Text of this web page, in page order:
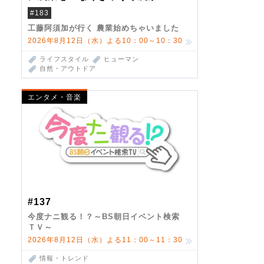
#183
工藤阿須加が行く 農業始めちゃいました
2026年8月12日（水）よる10：00～10：30
ライフスタイル
ヒューマン
自然・アウトドア
エンタメ・音楽
#137
今度ナニ観る！？～BS朝日イベント検索
ＴＶ～
2026年8月12日（水）よる11：00～11：30
情報・トレンド